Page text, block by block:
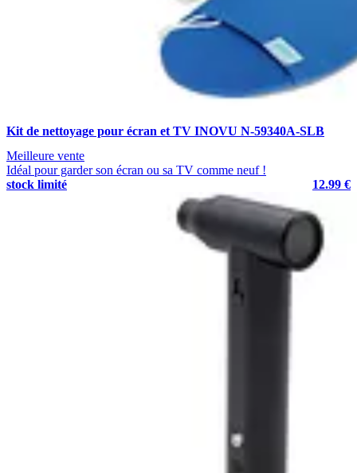
Kit de nettoyage pour écran et TV INOVU N-59340A-SLB
Meilleure vente
Idéal pour garder son écran ou sa TV comme neuf !
stock limité
12.99 €